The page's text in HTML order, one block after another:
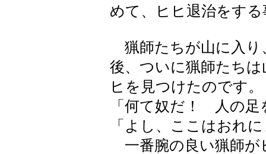
めて、ヒヒ退治をす
猟師たちが山に入り
後、ついに猟師たち
ヒを見つけたのです。
「何て奴だ！ 人の
「よし、ここはおれ
一番腕の良い猟師が